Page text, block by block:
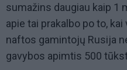
sumažins daugiau kaip 1
apie tai prakalbo po to,
naftos gamintojų Rusija
gavybos apimtis 500